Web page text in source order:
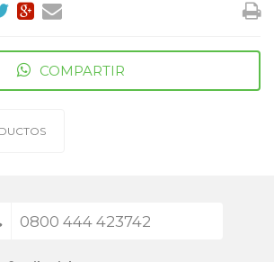
COMPARTIR
0800 444 423742